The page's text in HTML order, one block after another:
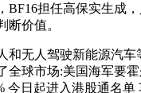
担任高保实生成
价值。
人驾驶新能源汽车
球市场:美国海军要
今日起进入港股通名